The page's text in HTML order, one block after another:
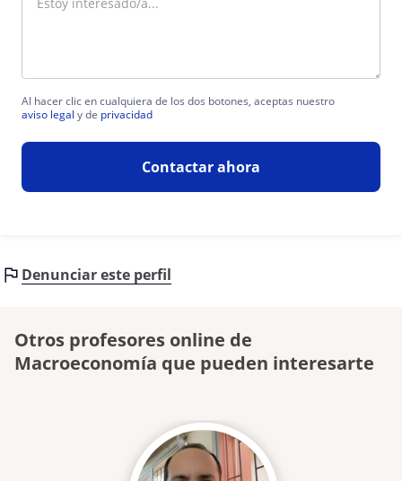
Al hacer clic en cualquiera de los dos botones, aceptas nuestro
aviso legal y de privacidad
Contactar ahora
Denunciar este perfil
Otros profesores online de
Macroeconomía que pueden interesarte